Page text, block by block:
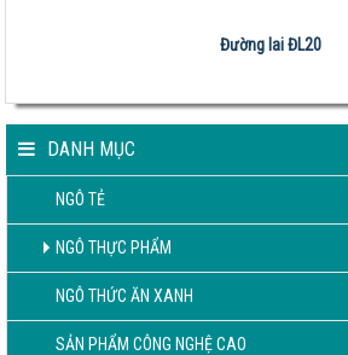
Đường lai ĐL20
DANH MỤC
NGÔ TẺ
NGÔ THỰC PHẨM
NGÔ THỨC ĂN XANH
SẢN PHẨM CÔNG NGHỆ CAO